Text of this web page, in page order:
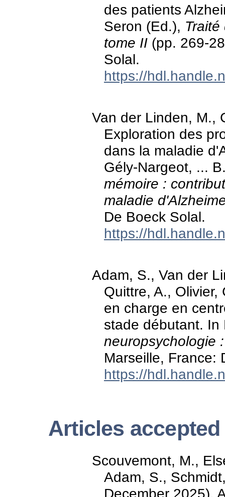
des patients
Seron (Ed.),
tome II (pp. 269-
Solal.
https://
Van der Linden, M.,
Exploration des
dans la maladie
Gély-Nargeot, ...
mémoire :
maladie
De Boeck Solal.
https://
Adam, S., Van der
Quittre, A.,
en charge en
stade débutant. In
neuropsychologie
Marseille, France:
https://
Articles
Scouvemont, M.,
Adam, S.,
December 2025).